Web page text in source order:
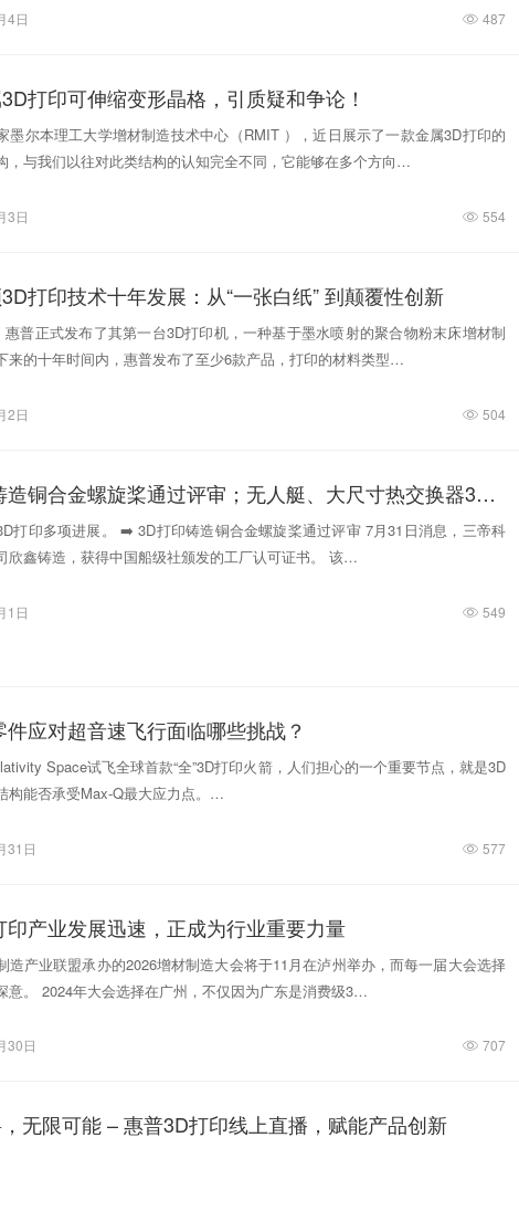
4日 487
打印可伸缩变形晶格，引质疑和争论！
墨尔本理工大学增材制造技术中心（RMIT ），近日展示了一款金属3D打印的
，与我们以往对此类结构的认知完全不同，它能够在多个方向…
3日 554
打印技术十年发展：从“一张白纸” 到颠覆性创新
惠普正式发布了其第一台3D打印机，一种基于墨水喷射的聚合物粉末床增材制
来的十年时间内，惠普发布了至少6款产品，打印的材料类型…
2日 504
3D打印铸造铜合金螺旋桨通过评审；无人艇、大尺寸热交换器3D打印；人民网报道两家3D打印企业
打印多项进展。 ➡️ 3D打印铸造铜合金螺旋桨通过评审 7月31日消息，三帝科
欣鑫铸造，获得中国船级社颁发的工厂认可证书。 该…
1日 549
应对超音速飞行面临哪些挑战？
Space试飞全球首款“全”3D打印火箭，人们担心的一个重要节点，就是3D
构能否承受Max-Q最大应力点。…
31日 577
印产业发展迅速，正成为行业重要力量
造产业联盟承办的2026增材制造大会将于11月在泸州举办，而每一届大会选择
意。 2024年大会选择在广州，不仅因为广东是消费级3…
30日 707
无限可能 – 惠普3D打印线上直播，赋能产品创新